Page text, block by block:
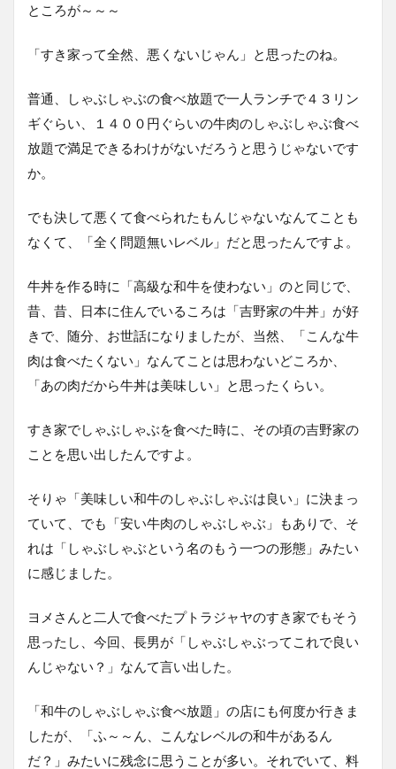
ところが～～～
「すき家って全然、悪くないじゃん」と思ったのね。
普通、しゃぶしゃぶの食べ放題で一人ランチで４３リン
ギぐらい、１４００円ぐらいの牛肉のしゃぶしゃぶ食べ
放題で満足できるわけがないだろうと思うじゃないです
か。
でも決して悪くて食べられたもんじゃないなんてことも
なくて、「全く問題無いレベル」だと思ったんですよ。
牛丼を作る時に「高級な和牛を使わない」のと同じで、
昔、昔、日本に住んでいるころは「吉野家の牛丼」が好
きで、随分、お世話になりましたが、当然、「こんな牛
肉は食べたくない」なんてことは思わないどころか、
「あの肉だから牛丼は美味しい」と思ったくらい。
すき家でしゃぶしゃぶを食べた時に、その頃の吉野家の
ことを思い出したんですよ。
そりゃ「美味しい和牛のしゃぶしゃぶは良い」に決まっ
ていて、でも「安い牛肉のしゃぶしゃぶ」もありで、そ
れは「しゃぶしゃぶという名のもう一つの形態」みたい
に感じました。
ヨメさんと二人で食べたプトラジャヤのすき家でもそう
思ったし、今回、長男が「しゃぶしゃぶってこれで良い
んじゃない？」なんて言い出した。
「和牛のしゃぶしゃぶ食べ放題」の店にも何度か行きま
したが、「ふ～～ん、こんなレベルの和牛があるん
だ？」みたいに残念に思うことが多い。それでいて、料